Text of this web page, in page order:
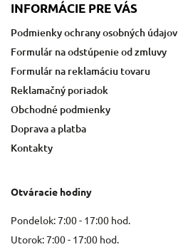
INFORMÁCIE PRE VÁS
Podmienky ochrany osobných údajov
Formulár na odstúpenie od zmluvy
Formulár na reklamáciu tovaru
Reklamačný poriadok
Obchodné podmienky
Doprava a platba
Kontakty
Otváracie hodiny
Pondelok: 7:00 - 17:00 hod.
Utorok: 7:00 - 17:00 hod.